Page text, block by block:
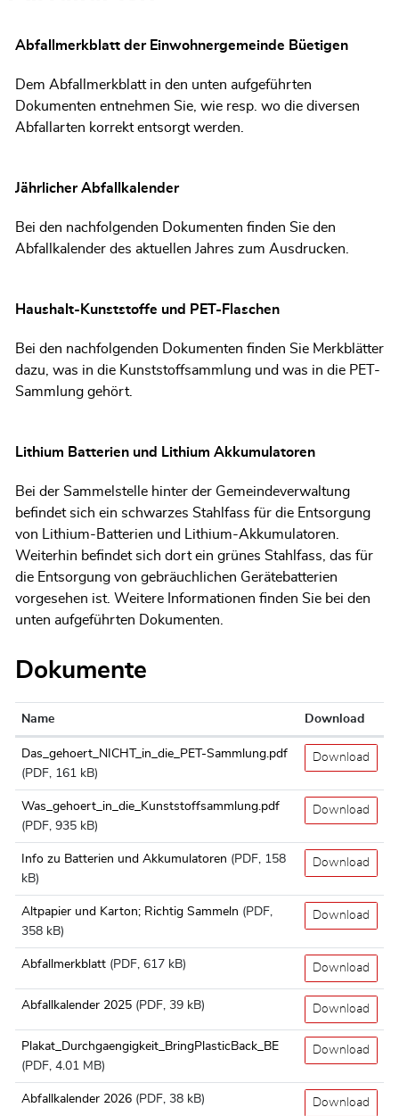
Abfallmerkblatt der Einwohnergemeinde Büetigen
Dem Abfallmerkblatt in den unten aufgeführten
Dokumenten entnehmen Sie, wie resp. wo die diversen
Abfallarten korrekt entsorgt werden.
Jährlicher Abfallkalender
Bei den nachfolgenden Dokumenten finden Sie den
Abfallkalender des aktuellen Jahres zum Ausdrucken.
Haushalt-Kunststoffe und PET-Flaschen
Bei den nachfolgenden Dokumenten finden Sie Merkblätter
dazu, was in die Kunststoffsammlung und was in die PET-
Sammlung gehört.
Lithium Batterien und Lithium Akkumulatoren
Bei der Sammelstelle hinter der Gemeindeverwaltung
befindet sich ein schwarzes Stahlfass für die Entsorgung
von Lithium-Batterien und Lithium-Akkumulatoren.
Weiterhin befindet sich dort ein grünes Stahlfass, das für
die Entsorgung von gebräuchlichen Gerätebatterien
vorgesehen ist. Weitere Informationen finden Sie bei den
unten aufgeführten Dokumenten.
Dokumente
Name Download
Das_gehoert_NICHT_in_die_PET-Sammlung.pdf
(PDF, 161 kB)
Download
Was_gehoert_in_die_Kunststoffsammlung.pdf
(PDF, 935 kB)
Download
Info zu Batterien und Akkumulatoren (PDF, 158
kB)
Download
Altpapier und Karton; Richtig Sammeln (PDF,
358 kB)
Download
Abfallmerkblatt (PDF, 617 kB) Download
Abfallkalender 2025 (PDF, 39 kB) Download
Plakat_Durchgaengigkeit_BringPlasticBack_BE
(PDF, 4.01 MB)
Download
Abfallkalender 2026 (PDF, 38 kB) Download